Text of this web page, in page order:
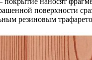
поверхности
резиновым